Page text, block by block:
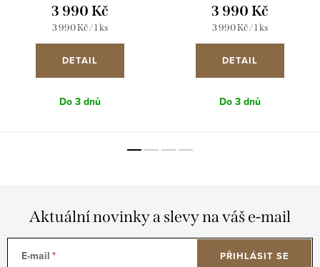
3 990 Kč
Měrná
3 990 Kč / 1 ks
DETAIL
Do 3 dnů
3 990 Kč
Měrná
3 990 Kč / 1 ks
DETAIL
Do 3 dnů
Aktuální novinky a slevy na váš e-mail
E-mail PŘIHLÁSIT SE